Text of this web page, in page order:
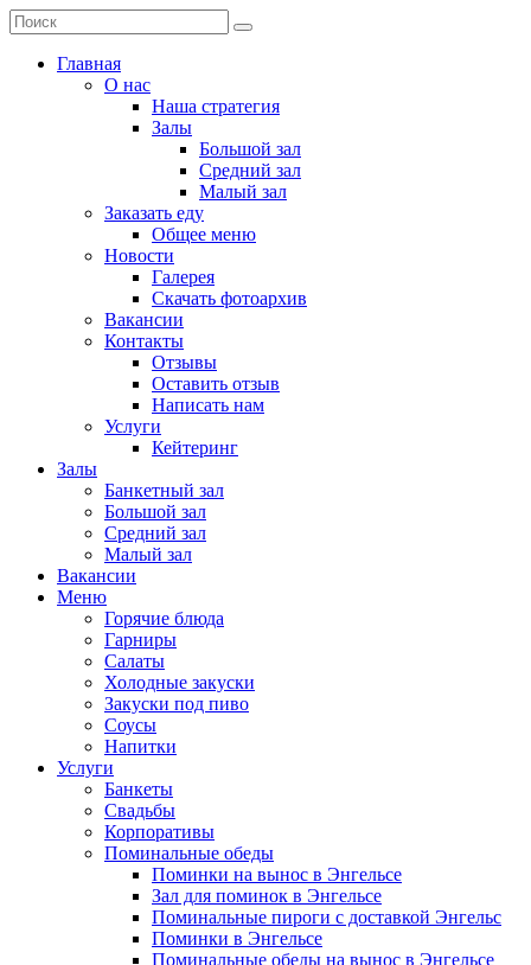
Главная
О нас
Наша стратегия
Залы
Большой зал
Средний зал
Малый зал
Заказать еду
Общее меню
Новости
Галерея
Скачать фотоархив
Вакансии
Контакты
Отзывы
Оставить отзыв
Написать нам
Услуги
Кейтеринг
Залы
Банкетный зал
Большой зал
Средний зал
Малый зал
Вакансии
Меню
Горячие блюда
Гарниры
Салаты
Холодные закуски
Закуски под пиво
Соусы
Напитки
Услуги
Банкеты
Свадьбы
Корпоративы
Поминальные обеды
Поминки на вынос в Энгельсе
Зал для поминок в Энгельсе
Поминальные пироги с доставкой Энгельс
Поминки в Энгельсе
Поминальные обеды на вынос в Энгельсе